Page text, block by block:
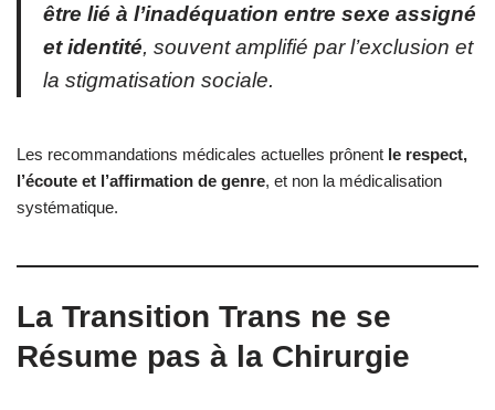
être lié à l’inadéquation entre sexe assigné
et identité, souvent amplifié par l’exclusion et
la stigmatisation sociale.
Les recommandations médicales actuelles prônent le respect,
l’écoute et l’affirmation de genre, et non la médicalisation
systématique.
La Transition Trans ne se
Résume pas à la Chirurgie